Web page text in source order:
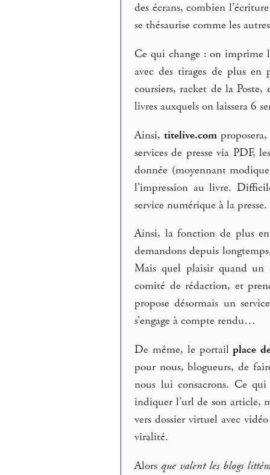
des écrans, combien
se thésaurise comme les
Ce qui change : on imprime
avec des tirages de plus en
coursiers, racket de la
livres auxquels on laissera 6
Ainsi,titelive.com
services de presse via PDF,
donnée (moyennant
l’impression au livre.
service numérique à la presse.
Ainsi, la fonction de plus
demandons depuis
Mais quel plaisir quand un
comité de rédaction, et
propose désormais un
s’engage à compte rendu…
De même, le portailplace
pour nous, blogueurs, de
nous lui consacrons. Ce
indiquer l’url de son article,
vers dossier virtuel avec
viralité.
Alorsque valent les blogs